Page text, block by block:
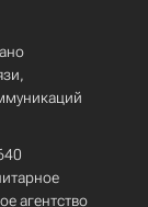
агентство